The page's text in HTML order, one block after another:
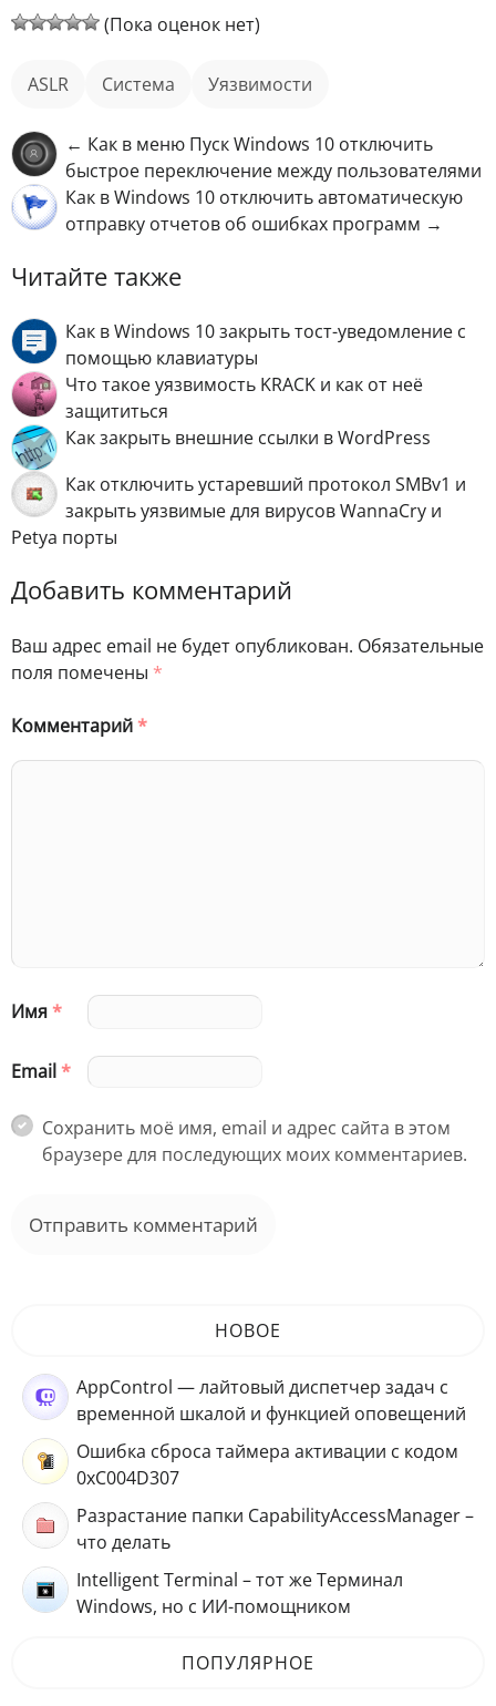
(Пока оценок нет)
ASLR Система уязвимости
← Как в меню Пуск Windows 10 отключить
быстрое переключение между пользователями
Как в Windows 10 отключить автоматическую
отправку отчетов об ошибках программ →
Читайте также
Как в Windows 10 закрыть тост-уведомление с
помощью клавиатуры
Что такое уязвимость KRACK и как от неё
защититься
Как закрыть внешние ссылки в WordPress
Как отключить устаревший протокол SMBv1 и
закрыть уязвимые для вирусов WannaCry и
Petya порты
Добавить комментарий
Ваш адрес email не будет опубликован. Обязательные
поля помечены *
Комментарий*
Имя*
Email*
Сохранить моё имя, email и адрес сайта в этом
браузере для последующих моих комментариев.
НОВОЕ
AppControl — лайтовый диспетчер задач с
временной шкалой и функцией оповещений
Ошибка сброса таймера активации с кодом
0xC004D307
Разрастание папки CapabilityAccessManager –
что делать
Intelligent Terminal – тот же Терминал
Windows, но с ИИ-помощником
ПОПУЛЯРНОЕ